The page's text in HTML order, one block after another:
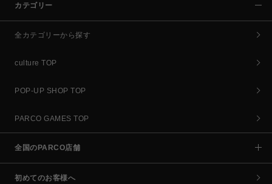
カテゴリー
全カテゴリーから探す
culture TOP
POP-UP SHOP TOP
PARCO GAMES TOP
全国のPARCO店舗
初めてのお客様へ